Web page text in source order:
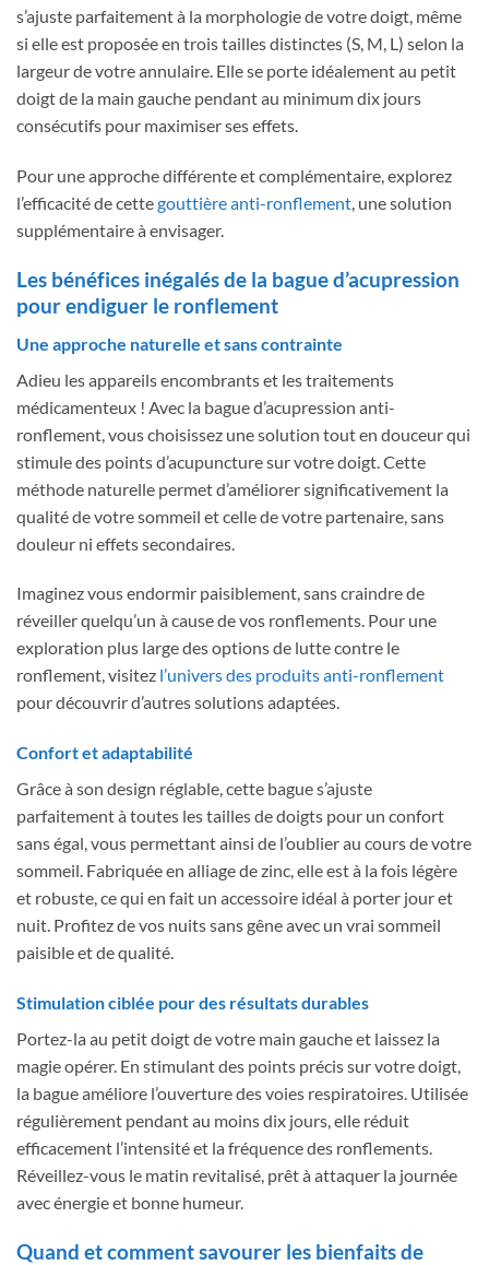
s’ajuste parfaitement à la morphologie de votre doigt, même
si elle est proposée en trois tailles distinctes (S, M, L) selon la
largeur de votre annulaire. Elle se porte idéalement au petit
doigt de la main gauche pendant au minimum dix jours
consécutifs pour maximiser ses effets.
Pour une approche différente et complémentaire, explorez
l’efficacité de cettegouttière anti-ronflement, une solution
supplémentaire à envisager.
Les bénéfices inégalés de la bague d’acupression
pour endiguer le ronflement
Une approche naturelle et sans contrainte
Adieu les appareils encombrants et les traitements
médicamenteux ! Avec la bague d’acupression anti-
ronflement, vous choisissez une solution tout en douceur qui
stimule des points d’acupuncture sur votre doigt. Cette
méthode naturelle permet d’améliorer significativement la
qualité de votre sommeil et celle de votre partenaire, sans
douleur ni effets secondaires.
Imaginez vous endormir paisiblement, sans craindre de
réveiller quelqu’un à cause de vos ronflements. Pour une
exploration plus large des options de lutte contre le
ronflement, visitez l’univers des produits anti-ronflement
pour découvrir d’autres solutions adaptées.
Confort et adaptabilité
Grâce à son design réglable, cette bague s’ajuste
parfaitement à toutes les tailles de doigts pour un confort
sans égal, vous permettant ainsi de l’oublier au cours de votre
sommeil. Fabriquée en alliage de zinc, elle est à la fois légère
et robuste, ce qui en fait un accessoire idéal à porter jour et
nuit. Profitez de vos nuits sans gêne avec un vrai sommeil
paisible et de qualité.
Stimulation ciblée pour des résultats durables
Portez-la au petit doigt de votre main gauche et laissez la
magie opérer. En stimulant des points précis sur votre doigt,
la bague améliore l’ouverture des voies respiratoires. Utilisée
régulièrement pendant au moins dix jours, elle réduit
efficacement l’intensité et la fréquence des ronflements.
Réveillez-vous le matin revitalisé, prêt à attaquer la journée
avec énergie et bonne humeur.
Quand et comment savourer les bienfaits de